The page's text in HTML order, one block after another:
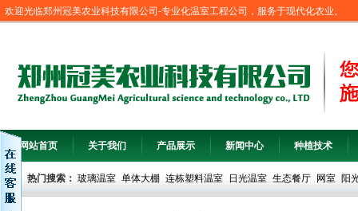
欢迎光临郑州冠美农业科技有限公司-专业化温室工程公司，服务于现代化农业。
网站首页 关于我们 产品展示 新闻中心 种植技术
热门搜索： 玻璃温室 单体大棚 连栋塑料温室 日光温室 生态餐厅 网室 阳